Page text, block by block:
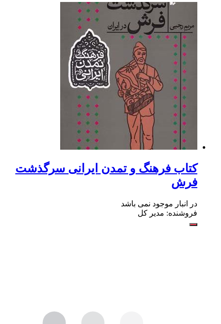
کتاب فرهنگ و تمدن ایرانی سرگذشت
فرش
در انبار موجود نمی باشد
فروشنده: مدیر کل